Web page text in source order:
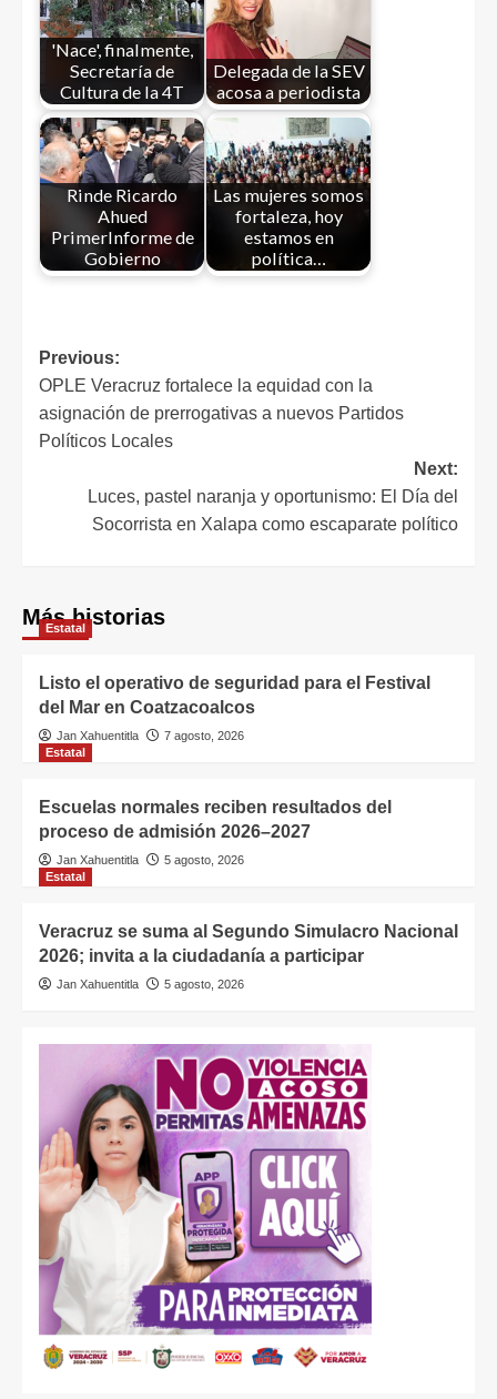
'Nace', finalmente,
Secretaría de
Cultura de la 4T
Delegada de la SEV
acosa a periodista
Rinde Ricardo
Ahued
PrimerInforme de
Gobierno
Las mujeres somos
fortaleza, hoy
estamos en
política…
Previous:
OPLE Veracruz fortalece la equidad con la
asignación de prerrogativas a nuevos Partidos
Políticos Locales
Next:
Luces, pastel naranja y oportunismo: El Día del
Socorrista en Xalapa como escaparate político
Más historias
Estatal
Listo el operativo de seguridad para el Festival
del Mar en Coatzacoalcos
Jan Xahuentitla
7 agosto, 2026
Estatal
Escuelas normales reciben resultados del
proceso de admisión 2026–2027
Jan Xahuentitla
5 agosto, 2026
Estatal
Veracruz se suma al Segundo Simulacro Nacional
2026; invita a la ciudadanía a participar
Jan Xahuentitla 5 agosto, 2026